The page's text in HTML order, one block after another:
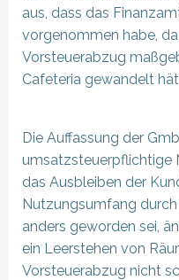
aus, dass das
vorgenommen habe,
Vorsteuerabzug
Cafeteria gewandelt
Die Auffassung der
umsatzsteuerpflichtige
das Ausbleiben der
Nutzungsumfang
anders geworden sei,
ein Leerstehen von
Vorsteuerabzug nicht